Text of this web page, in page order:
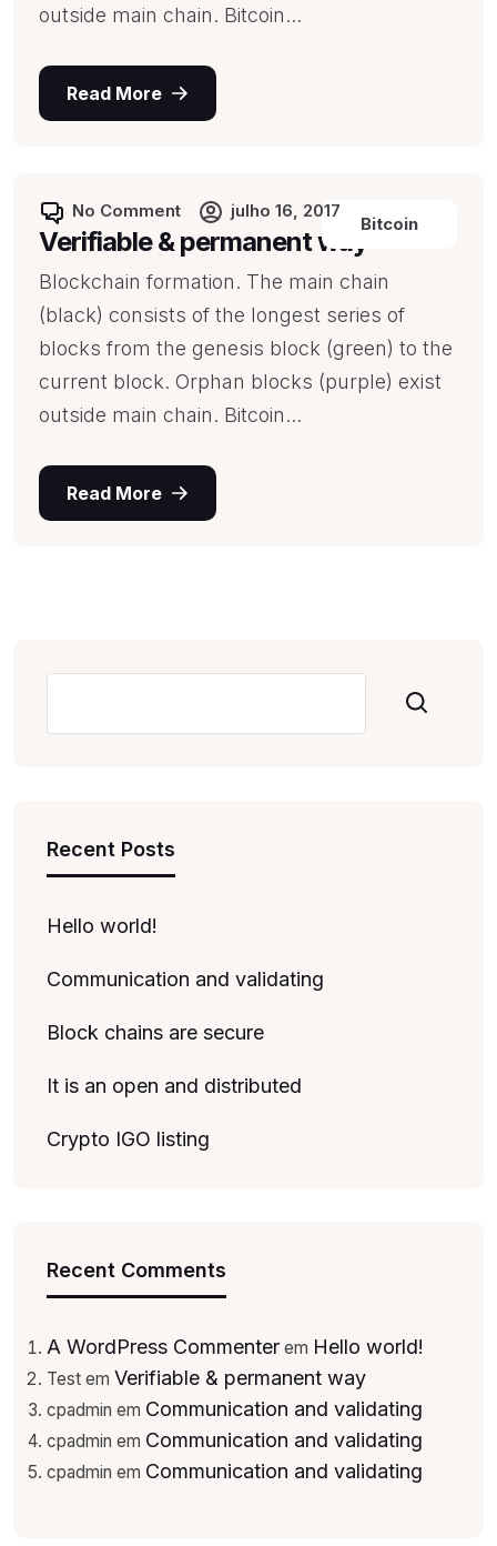
outside main chain. Bitcoin...
Read More
Bitcoin
No Comment julho 16, 2017
Verifiable & permanent way
Blockchain formation. The main chain
(black) consists of the longest series of
blocks from the genesis block (green) to the
current block. Orphan blocks (purple) exist
outside main chain. Bitcoin...
Read More
Pesquisar
Recent Posts
Hello world!
Communication and validating
Block chains are secure
It is an open and distributed
Crypto IGO listing
Recent Comments
A WordPress Commenter em Hello world!
Test em Verifiable & permanent way
cpadmin em Communication and validating
cpadmin em Communication and validating
cpadmin em Communication and validating